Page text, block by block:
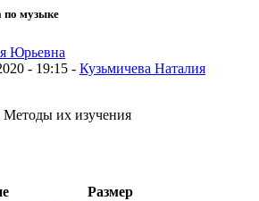
по музыке
- 19:15 - Кузьмичева Наталия
их изучения
Размер